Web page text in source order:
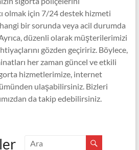
olmak için 7/24 destek hizmeti
bir sorunda veya acil durumda
Ayrıca, düzenli olarak müşterilerimizi
gözden geçiririz. Böylece,
her zaman güncel ve etkili
hizmetlerimize, internet
ulaşabilirsiniz. Bizleri
da takip edebilirsiniz.